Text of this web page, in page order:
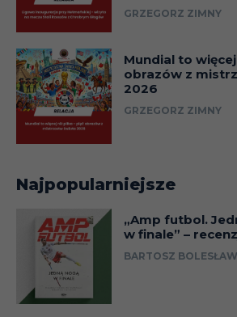
GRZEGORZ ZIMNY
Mundial to więcej
obrazów z
2026
GRZEGORZ ZIMNY
Najpopularniejsze
„Amp futbol.
w finale” –
BARTOSZ